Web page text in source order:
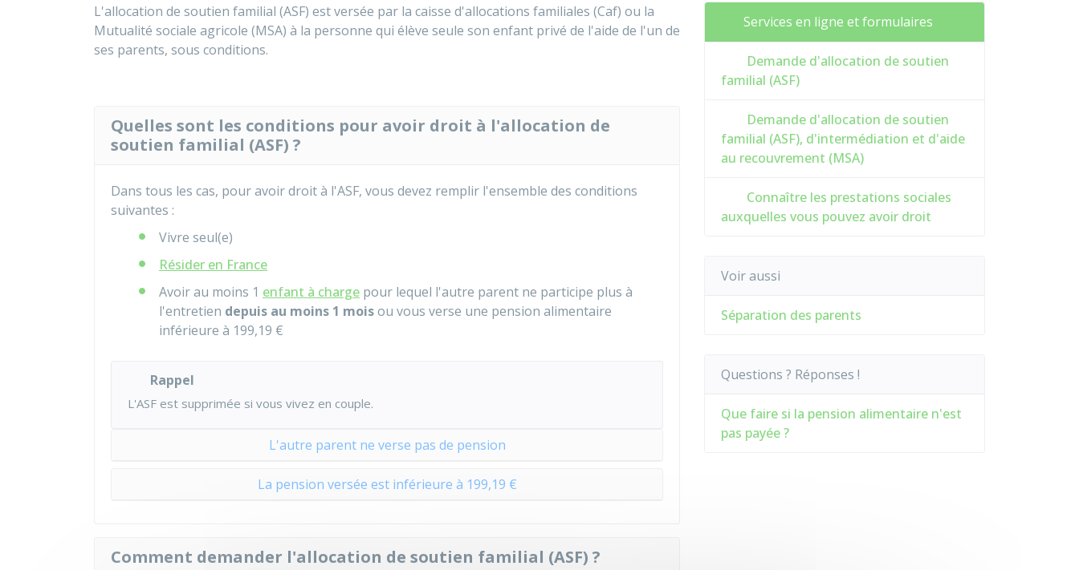
L'allocation de soutien familial (ASF) est versée par la caisse d'allocations familiales (Caf) ou la
Mutualité sociale agricole (MSA) à la personne qui élève seule son enfant privé de l'aide de l'un de
ses parents, sous conditions.
Quelles sont les conditions pour avoir droit à l'allocation de
soutien familial (ASF) ?
Dans tous les cas, pour avoir droit à l'ASF, vous devez remplir l'ensemble des conditions
suivantes :
Vivre seul(e)
Résider en France
Avoir au moins 1 enfant à charge pour lequel l'autre parent ne participe plus à
l'entretien depuis au moins 1 moisou vous verse une pension alimentaire
inférieure à 199,19 €
Rappel
L'ASF est supprimée si vous vivez en couple.
L'autre parent ne verse pas de pension
La pension versée est inférieure à 199,19 €
Comment demander l'allocation de soutien familial (ASF) ?
Services en ligne et formulaires
Demande d'allocation de soutien
familial (ASF)
Demande d'allocation de soutien
familial (ASF), d'intermédiation et d'aide
au recouvrement (MSA)
Connaître les prestations sociales
auxquelles vous pouvez avoir droit
Voir aussi
Séparation des parents
Questions ? Réponses !
Que faire si la pension alimentaire n'est
pas payée ?